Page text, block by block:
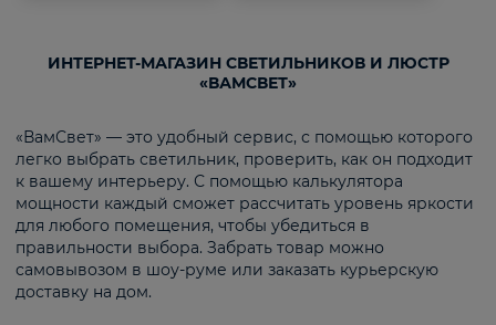
ИНТЕРНЕТ-МАГАЗИН СВЕТИЛЬНИКОВ И ЛЮСТР
«ВАМСВЕТ»
«ВамСвет» — это удобный сервис, с помощью которого
легко выбрать светильник, проверить, как он подходит
к вашему интерьеру. С помощью калькулятора
мощности каждый сможет рассчитать уровень яркости
для любого помещения, чтобы убедиться в
правильности выбора. Забрать товар можно
самовывозом в шоу-руме или заказать курьерскую
доставку на дом.